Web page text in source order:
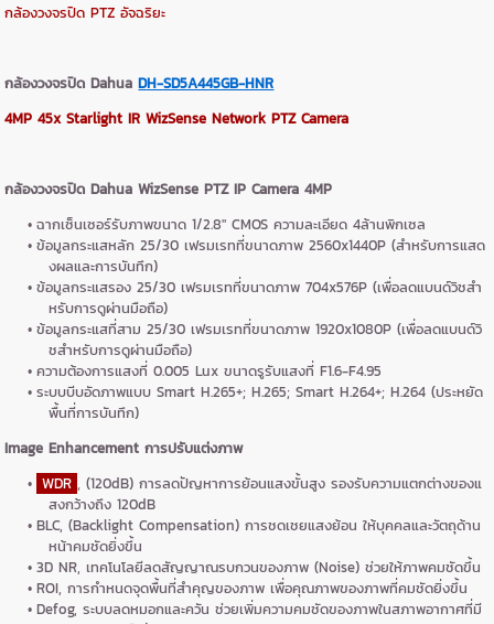
กล้องวงจรปิด PTZ อัจฉริยะ
กล้องวงจรปิด DahuaDH-SD5A445GB-HNR
4MP 45x Starlight IR WizSense Network PTZ Camera
กล้องวงจรปิด Dahua WizSense PTZ IP Camera 4MP
ฉากเซ็นเซอร์รับภาพขนาด 1/2.8" CMOS ความละเอียด 4ล้านพิกเซล
ข้อมูลกระแสหลัก 25/30 เฟรมเรทที่ขนาดภาพ 2560x1440P (สำหรับการแสด
งผลและการบันทึก)
ข้อมูลกระแสรอง 25/30 เฟรมเรทที่ขนาดภาพ 704x576P (เพื่อลดแบนด์วิชสำ
หรับการดูผ่านมือถือ)
ข้อมูลกระแสที่สาม 25/30 เฟรมเรทที่ขนาดภาพ 1920x1080P (เพื่อลดแบนด์วิ
ชสำหรับการดูผ่านมือถือ)
ความต้องการแสงที่ 0.005 Lux ขนาดรูรับแสงที่ F1.6-F4.95
ระบบบีบอัดภาพแบบ Smart H.265+; H.265; Smart H.264+; H.264 (ประหยัด
พื้นที่การบันทึก)
Image Enhancement การปรับแต่งภาพ
WDR , (120dB) การลดปัญหาการย้อนแสงขั้นสูง รองรับความแตกต่างของแ
สงกว้างถึง 120dB
BLC, (Backlight Compensation) การชดเชยแสงย้อน ให้บุคคลและวัตถุด้าน
หน้าคมชัดยิ่งขึ้น
3D NR, เทคโนโลยีลดสัญญาณรบกวนของภาพ (Noise) ช่วยให้ภาพคมชัดขึ้น
ROI, การกำหนดจุดพื้นที่สำคุญของภาพ เพื่อคุณภาพของภาพที่คมชัดยิ่งขึ้น
Defog, ระบบลดหมอกและควัน ช่วยเพิ่มความคมชัดของภาพในสภาพอากาศที่มี